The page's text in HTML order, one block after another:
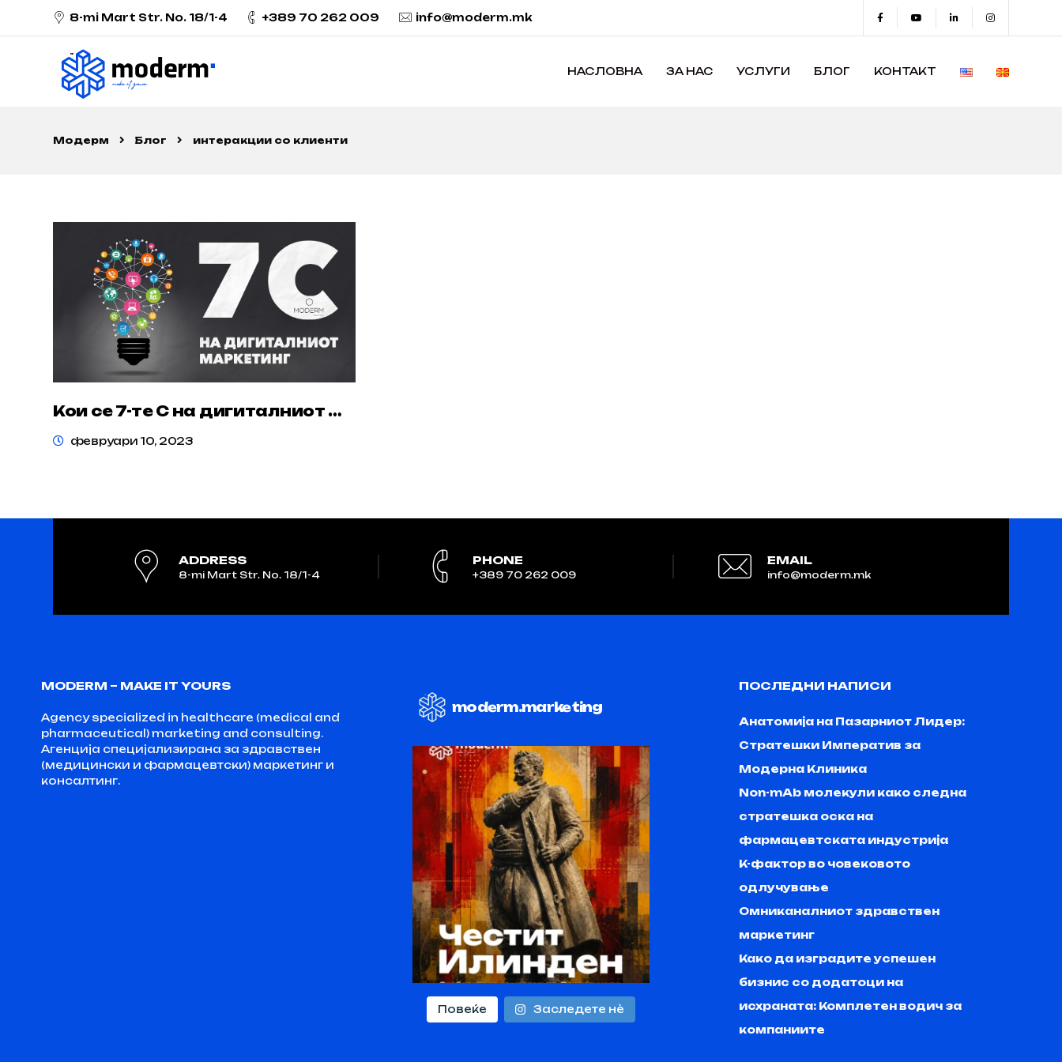
8-mi Mart Str. No. 18/1-4 +389 70 262 009 info@moderm.mk
НАСЛОВНА ЗА НАС УСЛУГИ БЛОГ КОНТАКТ
Модерм Блог интеракции со клиенти
Кои се 7-те C на дигиталниот маркетинг и како ефикасно да ги имплементирате?
февруари 10, 2023
ADDRESS
8-mi Mart Str. No. 18/1-4
PHONE
+389 70 262 009
EMAIL
info@moderm.mk
MODERM – MAKE IT YOURS
Agency specialized in healthcare (medical and
pharmaceutical) marketing and consulting.
Агенција специјализирана за здравствен
(медицински и фармацевтски) маркетинг и
консалтинг.
moderm.marketing
Повеќе Заследете нѐ
ПОСЛЕДНИ НАПИСИ
Анатомија на Пазарниот Лидер:
Стратешки Императив за
Модерна Клиника
Non-mAb молекули како следна
стратешка оска на
фармацевтската индустрија
K-фактор во човековото
одлучување
Омниканалниот здравствен
маркетинг
Како да изградите успешен
бизнис со додатоци на
исхраната: Комплетен водич за
компаниите